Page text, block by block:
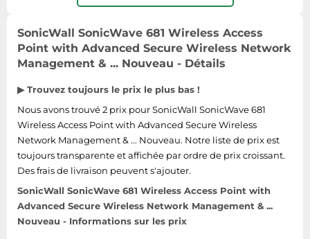
Robots de cuisine
Réfrigérateurs
Smartphones
Sèche-linge
Tablettes tactiles
Tondeuses cheveux & barbe
Téléphonie
Téléviseurs
Télévision & vidéo
SonicWall SonicWave 681 Wireless Access
Point with Advanced Secure Wireless Network
Management & ... Nouveau - Détails
▶ Trouvez toujours le prix le plus bas !
Nous avons trouvé 2 prix pour SonicWall SonicWave 681
Wireless Access Point with Advanced Secure Wireless
Network Management & ... Nouveau. Notre liste de prix est
toujours transparente et affichée par ordre de prix croissant.
Des frais de livraison peuvent s'ajouter.
SonicWall SonicWave 681 Wireless Access Point with
Advanced Secure Wireless Network Management & ...
Nouveau - Informations sur les prix